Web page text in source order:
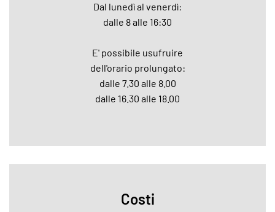
Dal lunedì al venerdì:
dalle 8 alle 16:30
E' possibile usufruire
dell'orario prolungato:
dalle 7.30 alle 8.00
dalle 16.30 alle 18.00
Costi